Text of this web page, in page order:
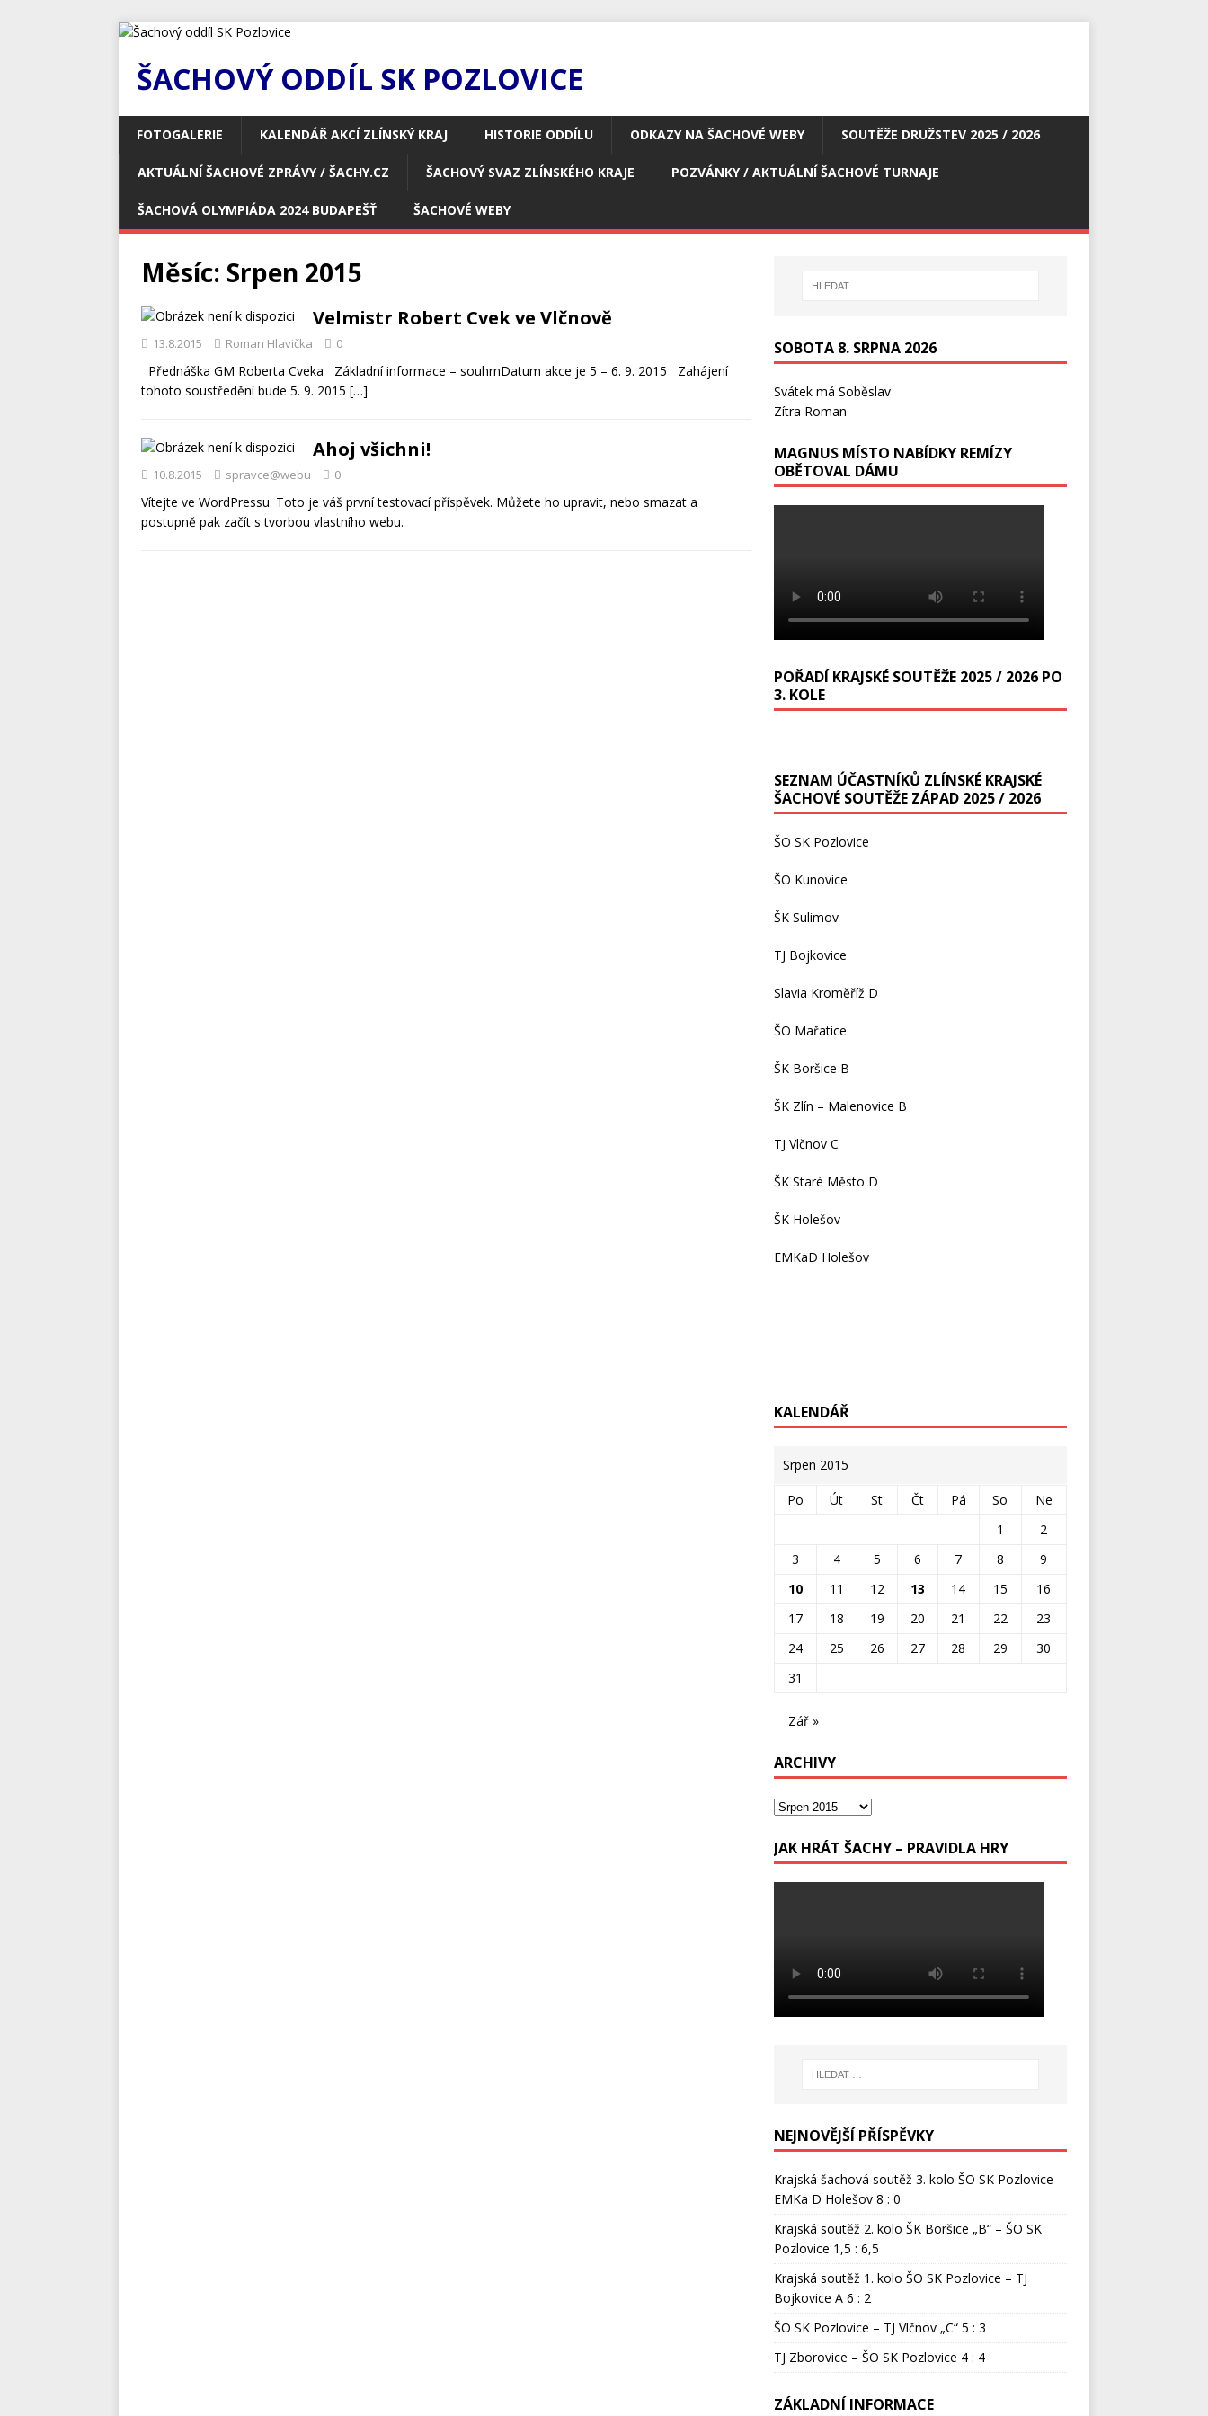
ŠACHOVÝ ODDÍL SK POZLOVICE
FOTOGALERIE KALENDÁŘ AKCÍ ZLÍNSKÝ KRAJ HISTORIE ODDÍLU ODKAZY NA ŠACHOVÉ WEBY SOUTĚŽE DRUŽSTEV 2025 / 2026
AKTUÁLNÍ ŠACHOVÉ ZPRÁVY / ŠACHY.CZ ŠACHOVÝ SVAZ ZLÍNSKÉHO KRAJE POZVÁNKY / AKTUÁLNÍ ŠACHOVÉ TURNAJE
ŠACHOVÁ OLYMPIÁDA 2024 BUDAPEŠŤ ŠACHOVÉ WEBY
Měsíc: Srpen 2015
Velmistr Robert Cvek ve Vlčnově
13.8.2015 Roman Hlavička 0
Přednáška GM Roberta Cveka Základní informace – souhrnDatum akce je 5 – 6. 9. 2015 Zahájení
tohoto soustředění bude 5. 9. 2015 […]
Ahoj všichni!
10.8.2015 spravce@webu 0
Vítejte ve WordPressu. Toto je váš první testovací příspěvek. Můžete ho upravit, nebo smazat a
postupně pak začít s tvorbou vlastního webu.
SOBOTA 8. SRPNA 2026
Svátek má Soběslav
Zítra Roman
MAGNUS MÍSTO NABÍDKY REMÍZY
OBĚTOVAL DÁMU
POŘADÍ KRAJSKÉ SOUTĚŽE 2025 / 2026 PO
3. KOLE
SEZNAM ÚČASTNÍKŮ ZLÍNSKÉ KRAJSKÉ
ŠACHOVÉ SOUTĚŽE ZÁPAD 2025 / 2026
ŠO SK Pozlovice
ŠO Kunovice
ŠK Sulimov
TJ Bojkovice
Slavia Kroměříž D
ŠO Mařatice
ŠK Boršice B
ŠK Zlín – Malenovice B
TJ Vlčnov C
ŠK Staré Město D
ŠK Holešov
EMKaD Holešov
KALENDÁŘ
Srpen 2015
Po Út St Čt Pá So
Ne
1
2
3
4 5 6 7 8
9
10
11 12 13 14 15
16
17
18 19 20 21 22
23
24
25 26 27 28 29
30
31
Zář »
ARCHIVY
JAK HRÁT ŠACHY – PRAVIDLA HRY
NEJNOVĚJŠÍ PŘÍSPĚVKY
Krajská šachová soutěž 3. kolo ŠO SK Pozlovice –
EMKa D Holešov 8 : 0
Krajská soutěž 2. kolo ŠK Boršice „B“ – ŠO SK
Pozlovice 1,5 : 6,5
Krajská soutěž 1. kolo ŠO SK Pozlovice – TJ
Bojkovice A 6 : 2
ŠO SK Pozlovice – TJ Vlčnov „C“ 5 : 3
TJ Zborovice – ŠO SK Pozlovice 4 : 4
ZÁKLADNÍ INFORMACE